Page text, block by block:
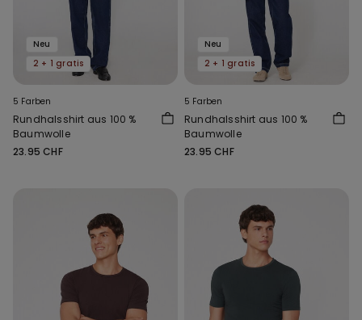
Neu
2 + 1 gratis
5 Farben
Rundhalsshirt aus 100 %
Baumwolle
23.95 CHF
Neu
2 + 1 gratis
5 Farben
Rundhalsshirt aus 100 %
Baumwolle
23.95 CHF